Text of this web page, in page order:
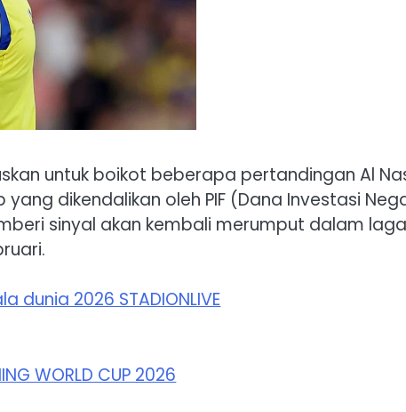
untuk boikot beberapa pertandingan Al
dikendalikan oleh PIF (Dana Investasi
sinyal akan kembali merumput dalam laga